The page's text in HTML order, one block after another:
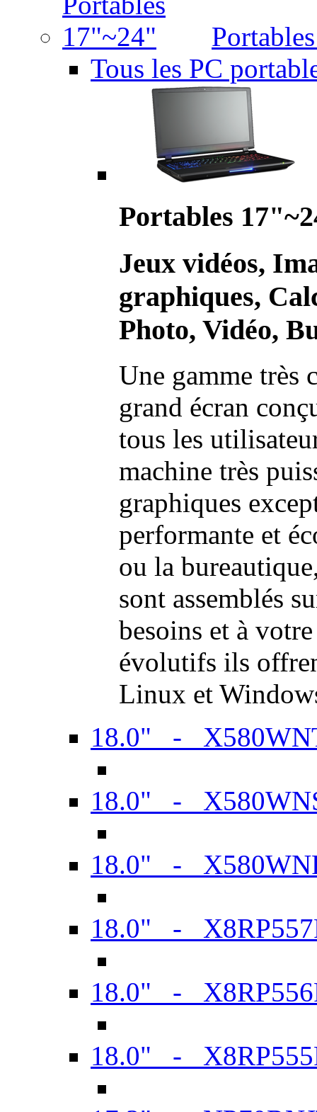
Tous les PC
Portables
Jeux vidéos,
graphiques,
Photo, Vidéo,
Une gamme très
grand écran
tous les
machine très
graphiques
performante et
ou la
sont assemblés
besoins et à
évolutifs ils
Linux et
18.0" -
18.0" -
18.0" -
18.0" -
18.0" -
18.0" -